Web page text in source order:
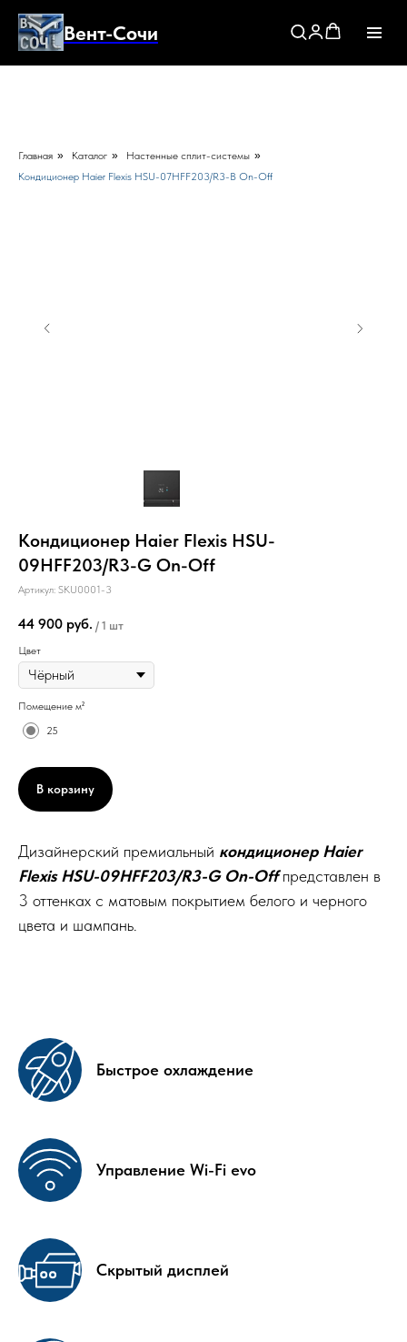
Вент-Сочи
Главная » Каталог » Настенные сплит-системы »
Кондиционер Haier Flexis HSU-07HFF203/R3-B On-Off
Кондиционер Haier Flexis HSU-
09HFF203/R3-G On-Off
Артикул: SKU0001-3
44 900 руб. / 1 шт
Цвет
Помещение м²
25
В корзину
Дизайнерский премиальный кондиционер Haier
Flexis HSU-09HFF203/R3-G On-Offпредставлен в
3 оттенках с матовым покрытием белого и черного
цвета и шампань.
Быстрое охлаждение
Управление Wi-Fi evo
Скрытый дисплей